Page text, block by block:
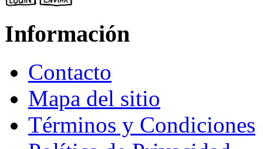
Información
Contacto
Mapa del sitio
Términos y Condiciones